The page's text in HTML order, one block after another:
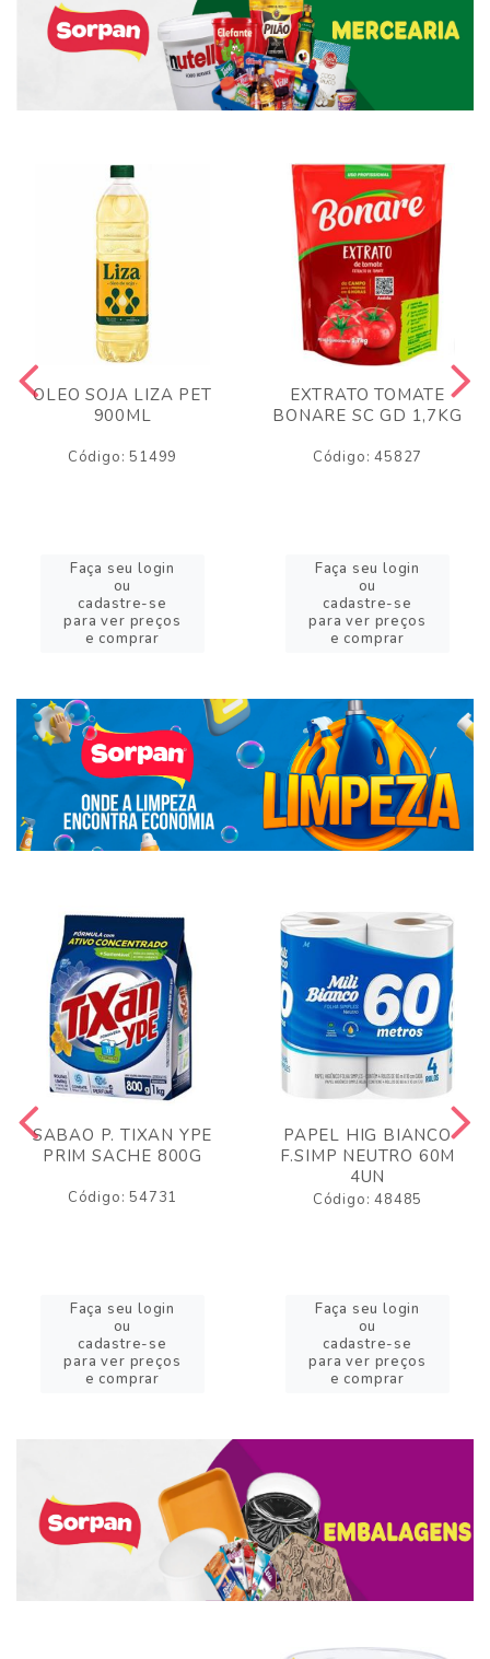
OLEO SOJA LIZA PET
900ML
Código: 51499
Faça seu login
ou
cadastre-se
para ver preços
e comprar
EXTRATO TOMATE
BONARE SC GD 1,7KG
Código: 45827
Faça seu login
ou
cadastre-se
para ver preços
e comprar
SABAO P. TIXAN YPE
PRIM SACHE 800G
Código: 54731
Faça seu login
ou
cadastre-se
para ver preços
e comprar
PAPEL HIG BIANCO
F.SIMP NEUTRO 60M
4UN
Código: 48485
Faça seu login
ou
cadastre-se
para ver preços
e comprar